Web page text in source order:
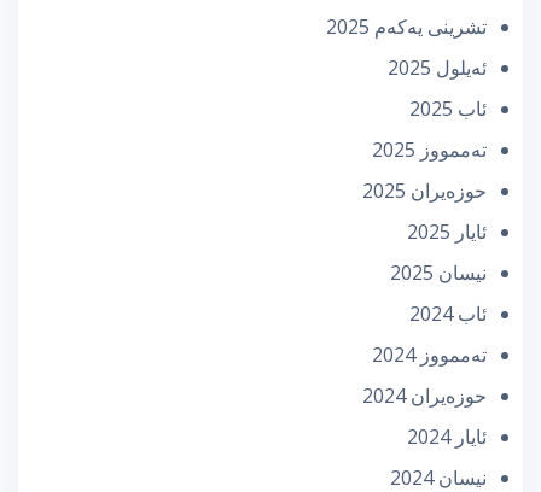
تشرینی یه‌كه‌م 2025
ئه‌یلول 2025
ئاب 2025
تەممووز 2025
حوزه‌یران 2025
ئایار 2025
نیسان 2025
ئاب 2024
تەممووز 2024
حوزه‌یران 2024
ئایار 2024
نیسان 2024